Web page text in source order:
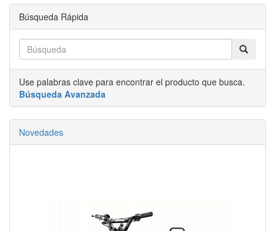
Búsqueda Rápida
Use palabras clave para encontrar el producto que busca.
Búsqueda Avanzada
Novedades